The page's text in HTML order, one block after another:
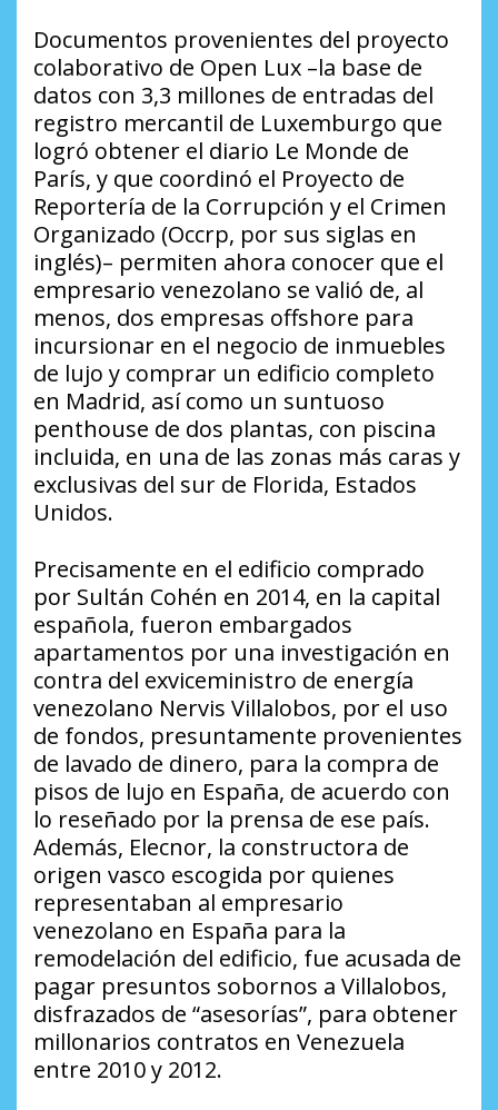
Documentos provenientes del proyecto
colaborativo de Open Lux –la base de
datos con 3,3 millones de entradas del
registro mercantil de Luxemburgo que
logró obtener el diario Le Monde de
París, y que coordinó el Proyecto de
Reportería de la Corrupción y el Crimen
Organizado (Occrp, por sus siglas en
inglés)– permiten ahora conocer que el
empresario venezolano se valió de, al
menos, dos empresas offshore para
incursionar en el negocio de inmuebles
de lujo y comprar un edificio completo
en Madrid, así como un suntuoso
penthouse de dos plantas, con piscina
incluida, en una de las zonas más caras y
exclusivas del sur de Florida, Estados
Unidos.
Precisamente en el edificio comprado
por Sultán Cohén en 2014, en la capital
española, fueron embargados
apartamentos por una investigación en
contra del exviceministro de energía
venezolano Nervis Villalobos, por el uso
de fondos, presuntamente provenientes
de lavado de dinero, para la compra de
pisos de lujo en España, de acuerdo con
lo reseñado por la prensa de ese país.
Además, Elecnor, la constructora de
origen vasco escogida por quienes
representaban al empresario
venezolano en España para la
remodelación del edificio, fue acusada de
pagar presuntos sobornos a Villalobos,
disfrazados de “asesorías”, para obtener
millonarios contratos en Venezuela
entre 2010 y 2012.